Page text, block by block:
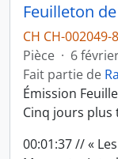
Feuilleton
CH CH-002049-
Pièce · 6
Fait partie de
Émission
Cinq jours plus
00:01:37 // «